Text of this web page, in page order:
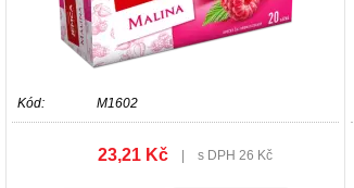
Kód: M1602
23,21 Kč s DPH 26 Kč